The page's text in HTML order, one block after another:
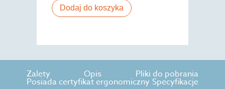
Dodaj do koszyka
Zalety Opis Pliki do pobrania
Posiada certyfikat ergonomiczny Specyfikacje